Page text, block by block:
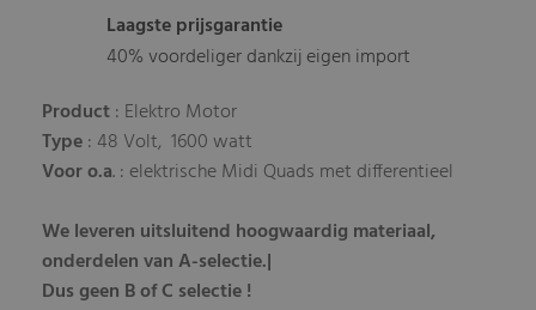
Laagste prijsgarantie
40% voordeliger dankzij eigen import
Product: Elektro Motor
Type: 48 Volt, 1600 watt
Voor o.a. : elektrische Midi Quads met differentieel
We leveren uitsluitend hoogwaardig materiaal,
onderdelen van A-selectie.|
Dus geen B of C selectie !